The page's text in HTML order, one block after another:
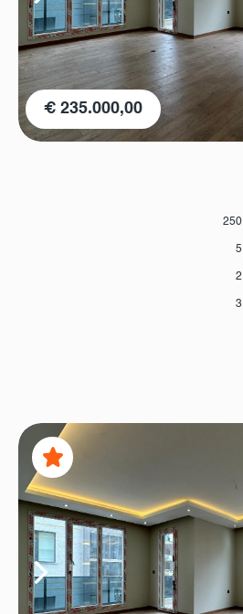
235.000,00 €
250
5
2
3